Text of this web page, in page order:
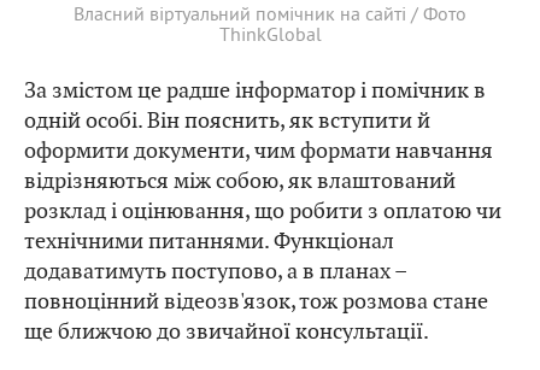
Власний віртуальний помічник на сайті / Фото
ThinkGlobal
За змістом це радше інформатор і помічник в
одній особі. Він пояснить, як вступити й
оформити документи, чим формати навчання
відрізняються між собою, як влаштований
розклад і оцінювання, що робити з оплатою чи
технічними питаннями. Функціонал
додаватимуть поступово, а в планах –
повноцінний відеозв'язок, тож розмова стане
ще ближчою до звичайної консультації.